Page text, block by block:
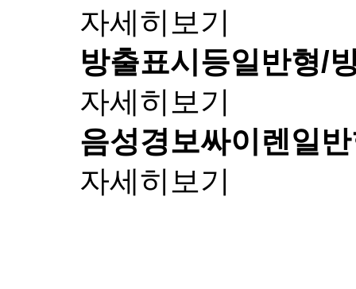
자세히보기
방출표시등일반형/
자세히보기
음성경보싸이렌일
자세히보기